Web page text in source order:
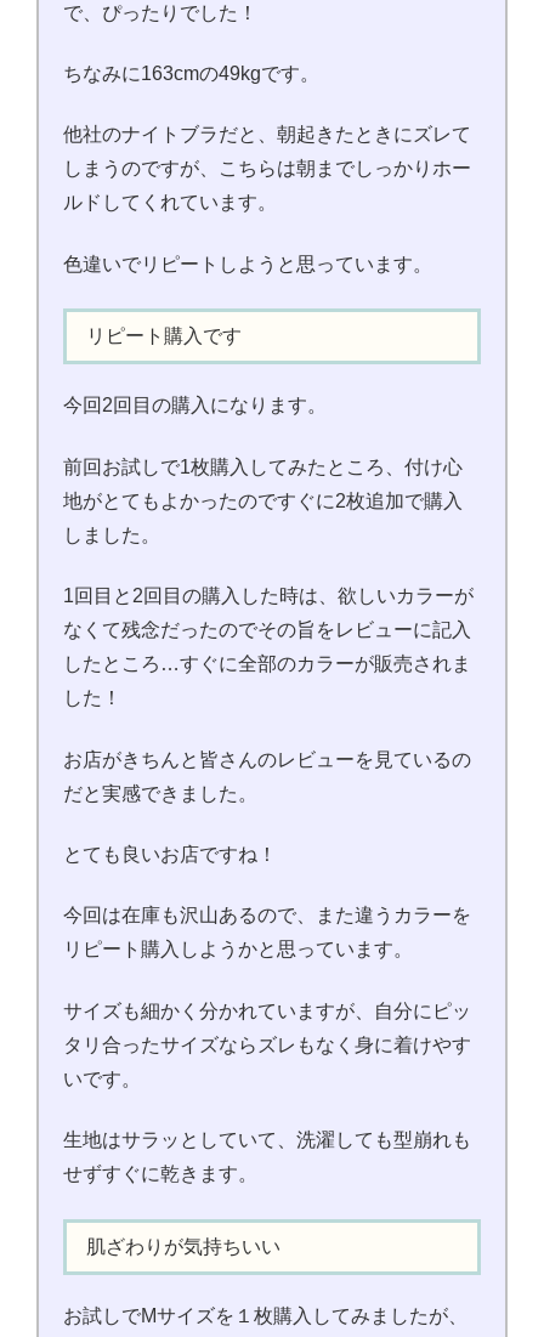
で、ぴったりでした！
ちなみに163cmの49kgです。
他社のナイトブラだと、朝起きたときにズレて
しまうのですが、こちらは朝までしっかりホー
ルドしてくれています。
色違いでリピートしようと思っています。
リピート購入です
今回2回目の購入になります。
前回お試しで1枚購入してみたところ、付け心
地がとてもよかったのですぐに2枚追加で購入
しました。
1回目と2回目の購入した時は、欲しいカラーが
なくて残念だったのでその旨をレビューに記入
したところ…すぐに全部のカラーが販売されま
した！
お店がきちんと皆さんのレビューを見ているの
だと実感できました。
とても良いお店ですね！
今回は在庫も沢山あるので、また違うカラーを
リピート購入しようかと思っています。
サイズも細かく分かれていますが、自分にピッ
タリ合ったサイズならズレもなく身に着けやす
いです。
生地はサラッとしていて、洗濯しても型崩れも
せずすぐに乾きます。
肌ざわりが気持ちいい
お試しでMサイズを１枚購入してみましたが、